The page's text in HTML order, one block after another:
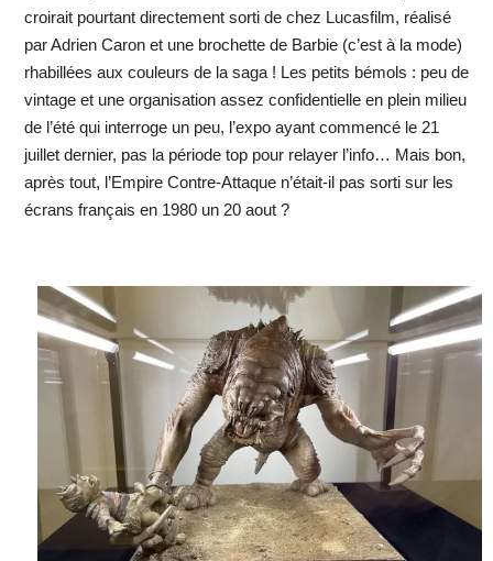
croirait pourtant directement sorti de chez Lucasfilm, réalisé
par Adrien Caron et une brochette de Barbie (c’est à la mode)
rhabillées aux couleurs de la saga ! Les petits bémols : peu de
vintage et une organisation assez confidentielle en plein milieu
de l’été qui interroge un peu, l’expo ayant commencé le 21
juillet dernier, pas la période top pour relayer l’info… Mais bon,
après tout, l’Empire Contre-Attaque n’était-il pas sorti sur les
écrans français en 1980 un 20 aout ?